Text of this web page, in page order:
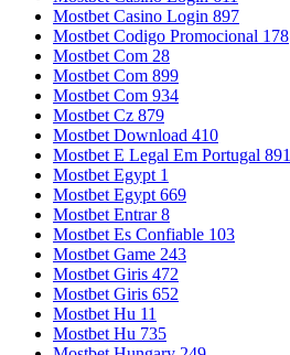
Mostbet Casino Login 897
Mostbet Codigo Promocional 178
Mostbet Com 28
Mostbet Com 899
Mostbet Com 934
Mostbet Cz 879
Mostbet Download 410
Mostbet E Legal Em Portugal 891
Mostbet Egypt 1
Mostbet Egypt 669
Mostbet Entrar 8
Mostbet Es Confiable 103
Mostbet Game 243
Mostbet Giris 472
Mostbet Giris 652
Mostbet Hu 11
Mostbet Hu 735